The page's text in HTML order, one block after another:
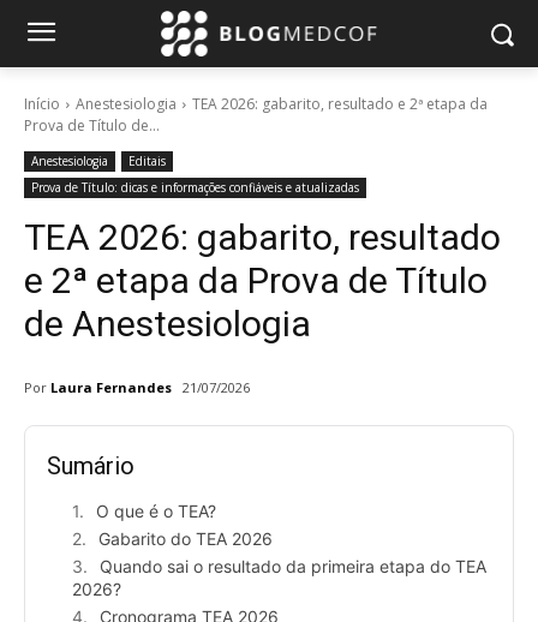
Início Anestesiologia
TEA 2026: gabarito, resultado e 2ª etapa da
Prova de Título de...
Anestesiologia
Editais
Prova de Título: dicas e informações confiáveis e atualizadas
TEA 2026: gabarito, resultado
e 2ª etapa da Prova de Título
de Anestesiologia
Por Laura Fernandes 21/07/2026
Sumário
O que é o TEA?
Gabarito do TEA 2026
Quando sai o resultado da primeira etapa do TEA
2026?
Cronograma TEA 2026